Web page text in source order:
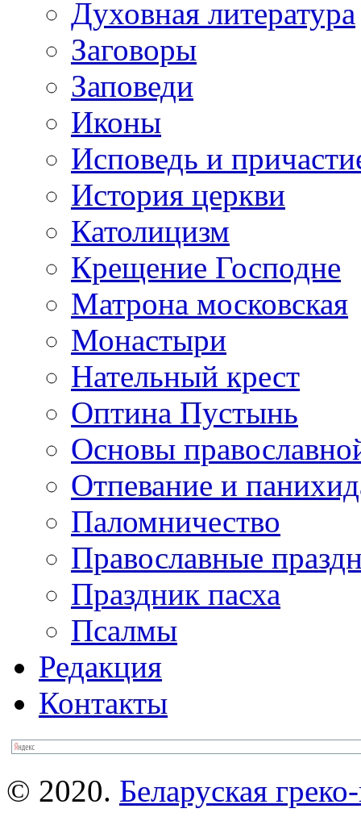
Духовная литература
Заговоры
Заповеди
Иконы
Исповедь и
История церкви
Католицизм
Крещение Господне
Матрона московская
Монастыри
Нательный крест
Оптина Пустынь
Основы
Отпевание и
Паломничество
Православные
Праздник пасха
Псалмы
Редакция
Контакты
© 2020. Беларуская